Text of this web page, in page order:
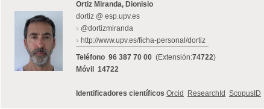
Ortiz Miranda, Dionisio
dortiz @ esp.upv.es
@dortizmiranda
http://www.upv.es/ficha-personal/dortiz
Teléfono 96 387 70 00 (Extensión:74722)
Móvil
14722
Identificadores científicos Orcid ResearchId ScopusID